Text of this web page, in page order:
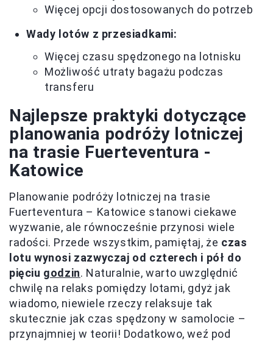
Więcej opcji dostosowanych do potrzeb
Wady lotów z przesiadkami:
Więcej czasu spędzonego na lotnisku
Możliwość utraty bagażu podczas
transferu
Najlepsze praktyki dotyczące
planowania podróży lotniczej
na trasie Fuerteventura -
Katowice
Planowanie podróży lotniczej na trasie
Fuerteventura – Katowice stanowi ciekawe
wyzwanie, ale równocześnie przynosi wiele
radości. Przede wszystkim, pamiętaj, że czas
lotu wynosi zazwyczaj od czterech i pół do
pięciu godzin. Naturalnie, warto uwzględnić
chwilę na relaks pomiędzy lotami, gdyż jak
wiadomo, niewiele rzeczy relaksuje tak
skutecznie jak czas spędzony w samolocie –
przynajmniej w teorii! Dodatkowo, weź pod